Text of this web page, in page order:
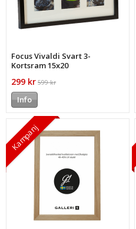
Focus Vivaldi Svart 3-
Kortsram 15x20
299 kr 599 kr
Info
Kampanj